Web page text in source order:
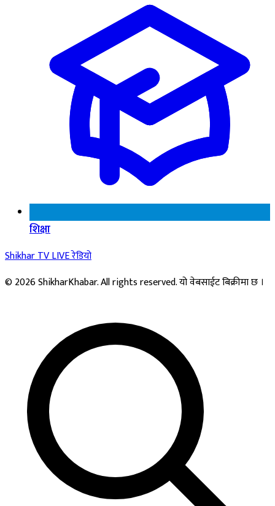
शिक्षा
Shikhar TVLIVEरेडियो
© 2026 ShikharKhabar. All rights reserved. यो वेबसाईट बिक्रीमा छ ।